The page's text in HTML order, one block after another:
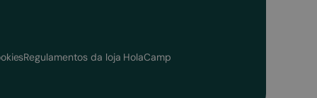
Regulamentos da loja HolaCamp